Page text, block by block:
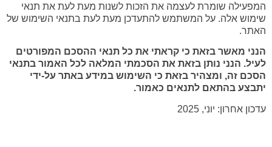
המפעילה שומרת לעצמה את הזכות לשנות מעת לעת את תנאי
שימוש אלה. על המשתמש להתעדכן מעת לעת בתנאי השימוש של
האתר.
הנני מאשר בזאת כי קראתי את כל תנאי ההסכם המפורטים
לעיל. הנני נותן בזאת את הסכמתי המלאה לכל האמור בתנאי
הסכם זה, ומצהיר בזאת כי השימוש במידע באתר על-ידי
יתבצע בהתאם לתנאים כאמור.
עדכון אחרון: יוני, 2025